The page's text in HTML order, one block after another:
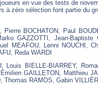
en vue des tests de
à zéro sélection font partie du
BOCHATON, Paul
GAZZOTTI, Jean-Baptiste
MEAFOU, Lenni NOUCHI,
Reda WARDI
BIELLE-BIARREY,
GAILLETON, Matthieu
Thomas RAMOS, Gabin